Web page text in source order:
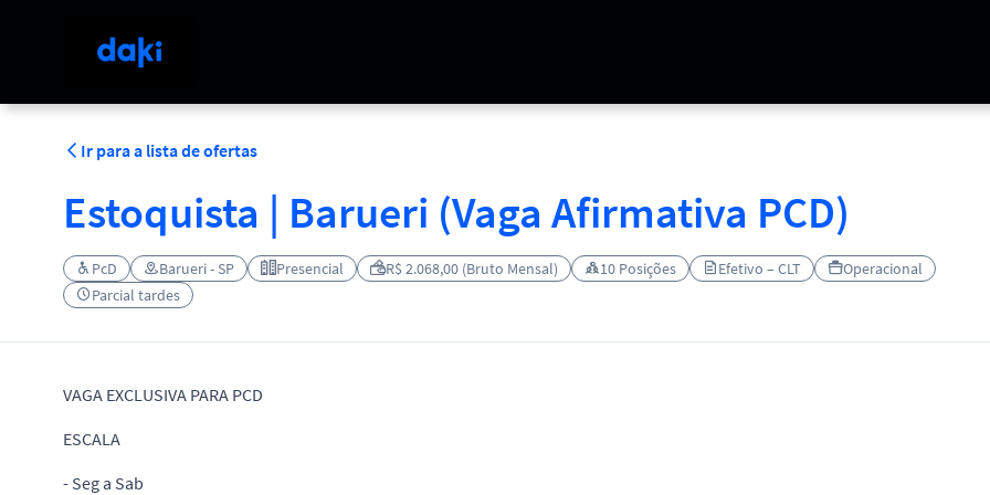
Ir para a lista de ofertas
Estoquista | Barueri (Vaga Afirmativa PCD)
PcD Barueri - SP Presencial R$ 2.068,00 (Bruto Mensal) 10 Posições Efetivo – CLT
Operacional
Parcial tardes
VAGA EXCLUSIVA PARA PCD
ESCALA
- Seg a Sab